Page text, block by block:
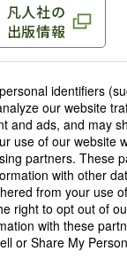
凡人社の
出版情報
代田区平河町 1-3-
FAX：03-3263-
東京都千代田
アクセス］
3239-8673／FAX
大阪府大阪市
ィング 1階［